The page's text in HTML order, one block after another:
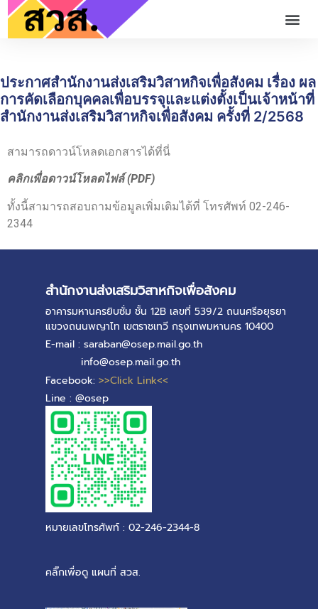
ประกาศสำนักงานส่งเสริมวิสาหกิจเพื่อสังคม เรื่อง ผล
การคัดเลือกบุคคลเพื่อบรรจุและแต่งตั้งเป็นเจ้าหน้าที่
สำนักงานส่งเสริมวิสาหกิจเพื่อสังคม ครั้งที่ 2/2568
สามารถดาวน์โหลดเอกสารได้ที่นี่
คลิกเพื่อดาวน์โหลดไฟล์ (PDF)
ทั้งนี้สามารถสอบถามข้อมูลเพิ่มเติมได้ที่ โทรศัพท์ 02-246-
2344
สำนักงานส่งเสริมวิสาหกิจเพื่อสังคม
อาคารมหานครยิบซั่ม ชั้น 12B เลขที่ 539/2 ถนนศรีอยุธยา
แขวงถนนพญาไท เขตราชเทวี กรุงเทพมหานคร 10400
E-mail : saraban@osep.mail.go.th
info@osep.mail.go.th
Facebook: >>Click Link<<
Line : @osep
หมายเลขโทรศัพท์ : 02-246-2344-8
คลิ๊กเพื่อดู แผนที่ สวส.